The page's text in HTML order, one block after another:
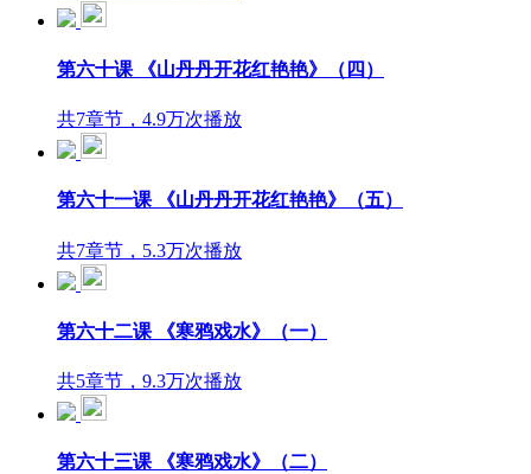
第六十课 《山丹丹开花红艳艳》（四）
共7章节，4.9万次播放
第六十一课 《山丹丹开花红艳艳》（五）
共7章节，5.3万次播放
第六十二课 《寒鸦戏水》（一）
共5章节，9.3万次播放
第六十三课 《寒鸦戏水》（二）